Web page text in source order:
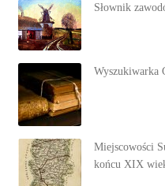
Słownik
Wyszukiwarka
Miejscowości
końcu XIX